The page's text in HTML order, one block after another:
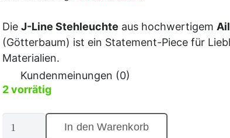
Kundenmeinungen (0)
Die J-Line Stehleuchte aus hochwertigem
(Götterbaum) ist ein Statement-Piece für
Materialien.
2 vorrätig
In den Warenkorb